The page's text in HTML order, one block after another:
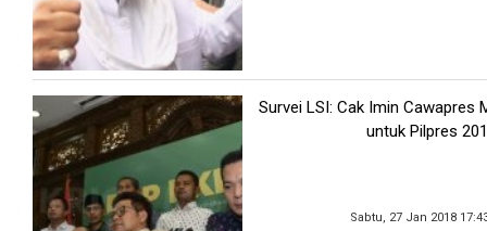
Survei LSI: Cak Imin Cawapres
untuk Pilpres
Sabtu, 27 Jan 2018